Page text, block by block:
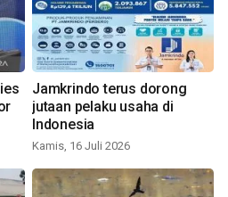
Jamkrindo terus dorong
jutaan pelaku usaha di
Indonesia
Kamis, 16 Juli 2026